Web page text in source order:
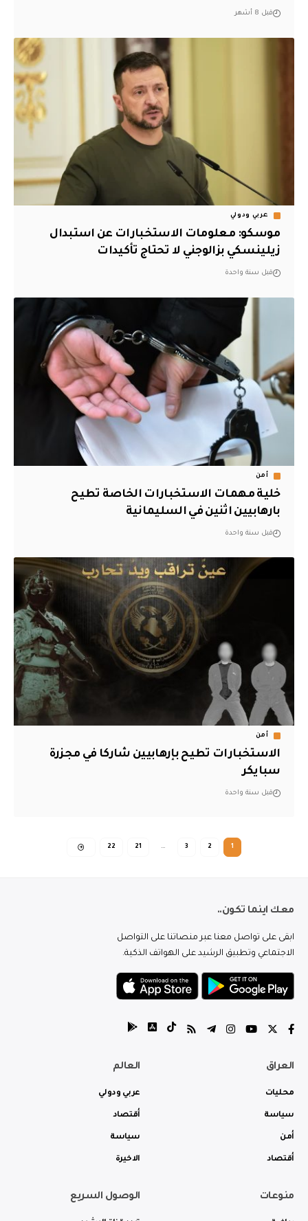
قبل 8 أشهر
عربي ودولي
موسكو: معلومات الاستخبارات عن استبدال
زيلينسكي بزالوجني لا تحتاج تأكيدات
قبل سنة واحدة
أمن
خلية مهمات الاستخبارات الخاصة تطيح
بارهابيين اثنين في السليمانية
قبل سنة واحدة
أمن
الاستخبارات تطيح بإرهابيين شاركا في مجزرة
سبايكر
قبل سنة واحدة
1
2
3
…
21
22
معك اينما تكون..
ابقى على تواصل معنا عبر منصاتنا على التواصل
الاجتماعي وتطبيق الرشيد على الهواتف الذكية.
العراق
محليات
سياسة
أمن
أقتصاد
العالم
عربي ودولي
أقتصاد
سياسة
الاخيرة
منوعات الوصول السريع